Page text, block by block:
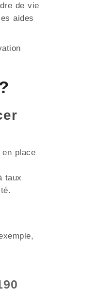
de vie
aides
en place
taux